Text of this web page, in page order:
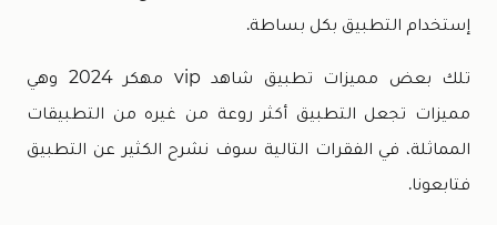
إستخدام التطبيق بكل بساطة.
تلك بعض مميزات تطبيق شاهد vip مهكر 2024 وهي
مميزات تجعل التطبيق أكثر روعة من غيره من التطبيقات
المماثلة، في الفقرات التالية سوف نشرح الكثير عن التطبيق
فتابعونا.